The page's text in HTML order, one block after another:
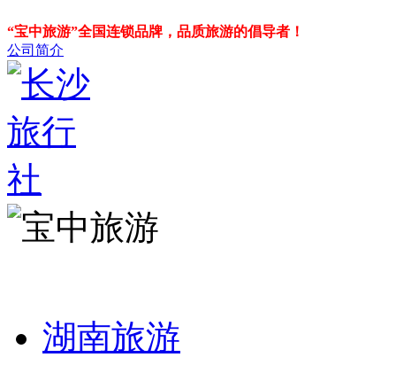
“宝中旅游”全国连锁品牌，品质旅游的倡导者！
公司简介
湖南旅游